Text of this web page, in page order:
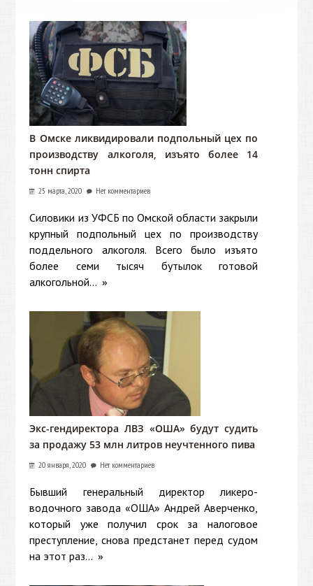
В Омске ликвидировали подпольный цех по
производству алкоголя, изъято более 14
тонн спирта
25 марта, 2020 Нет комментариев
Силовики из УФСБ по Омской области закрыли
крупный подпольный цех по производству
поддельного алкоголя. Всего было изъято
более семи тысяч бутылок готовой
алкогольной... »
Экс-гендиректора ЛВЗ «ОША» будут судить
за продажу 53 млн литров неучтенного пива
20 января, 2020 Нет комментариев
Бывший генеральный директор ликеро-
водочного завода «ОША» Андрей Аверченко,
который уже получил срок за налоговое
преступление, снова предстанет перед судом
на этот раз... »